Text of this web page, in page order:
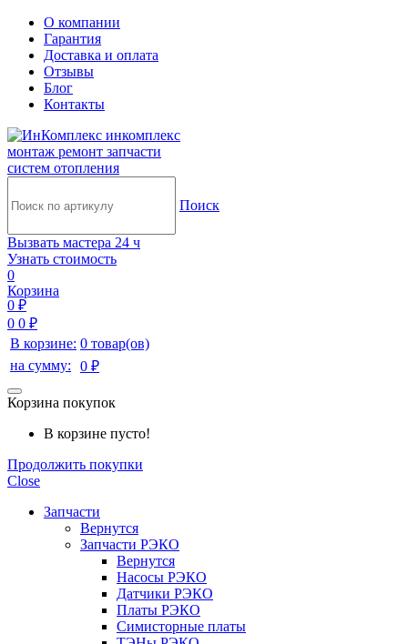
О компании
Гарантия
Доставка и оплата
Отзывы
Блог
Контакты
инкомплекс
монтаж ремонт запчасти
систем отопления
Поиск
Вызвать мастера 24 ч
Узнать стоимость
0
Корзина
0 ₽
0 0 ₽
В корзине: 0 товар(ов)
на сумму:
0 ₽
Корзина покупок
В корзине пусто!
Продолжить покупки
Close
Запчасти
Вернутся
Запчасти РЭКО
Вернутся
Насосы РЭКО
Датчики РЭКО
Платы РЭКО
Симисторные платы